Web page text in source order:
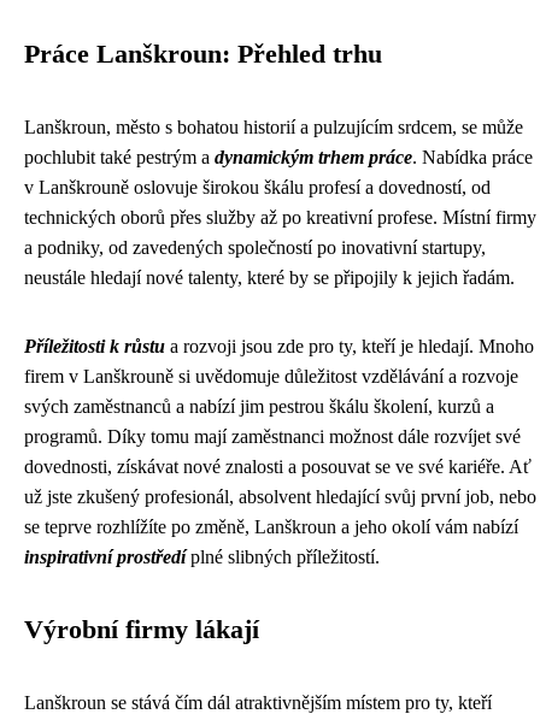
Práce Lanškroun: Přehled trhu
Lanškroun, město s bohatou historií a pulzujícím srdcem, se může
pochlubit také pestrým a dynamickým trhem práce. Nabídka práce
v Lanškrouně oslovuje širokou škálu profesí a dovedností, od
technických oborů přes služby až po kreativní profese. Místní firmy
a podniky, od zavedených společností po inovativní startupy,
neustále hledají nové talenty, které by se připojily k jejich řadám.
Příležitosti k růstu a rozvoji jsou zde pro ty, kteří je hledají. Mnoho
firem v Lanškrouně si uvědomuje důležitost vzdělávání a rozvoje
svých zaměstnanců a nabízí jim pestrou škálu školení, kurzů a
programů. Díky tomu mají zaměstnanci možnost dále rozvíjet své
dovednosti, získávat nové znalosti a posouvat se ve své kariéře. Ať
už jste zkušený profesionál, absolvent hledající svůj první job, nebo
se teprve rozhlížíte po změně, Lanškroun a jeho okolí vám nabízí
inspirativní prostředíplné slibných příležitostí.
Výrobní firmy lákají
Lanškroun se stává čím dál atraktivnějším místem pro ty, kteří